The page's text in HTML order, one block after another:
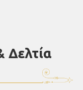
Δελτία